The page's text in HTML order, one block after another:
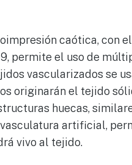
caótica, con
permite el uso de
vascularizados se
originarán el tejido
huecas,
artificial,
vivo al tejido.